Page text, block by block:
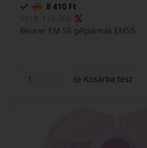
8 410 Ft
Beurer EM 55 gélpárnák EM55
Kosárba tesz